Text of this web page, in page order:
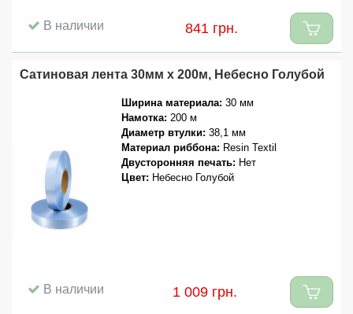
В наличии 841 грн.
Сатиновая лента 30мм x 200м, Небесно Голубой
Ширина материала: 30 мм
Намотка: 200 м
Диаметр втулки: 38,1 мм
Материал риббона: Resin Textil
Двусторонняя печать: Нет
Цвет: Небесно Голубой
В наличии 1 009 грн.